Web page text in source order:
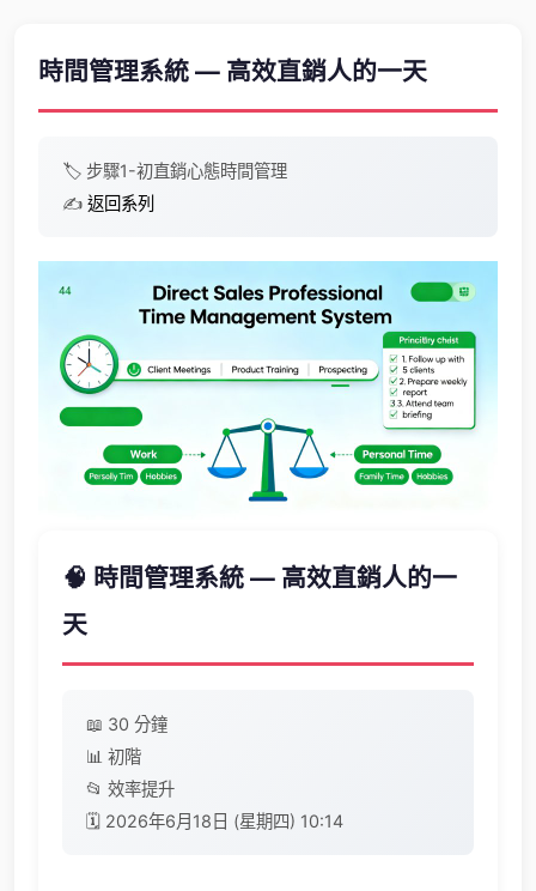
時間管理系統 — 高效直銷人的一天
🏷️ 步驟1-初直銷心態時間管理
✍️ 返回系列
🧠 時間管理系統 — 高效直銷人的一
天
📖 30 分鐘
📊 初階
📂 效率提升
🗓️ 2026年6月18日 (星期四) 10:14